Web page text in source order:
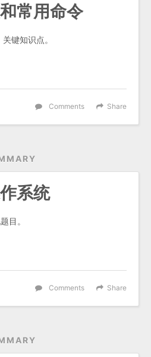
常用命令
键知识点。
Share
Comments
系统
目。
Share
Comments